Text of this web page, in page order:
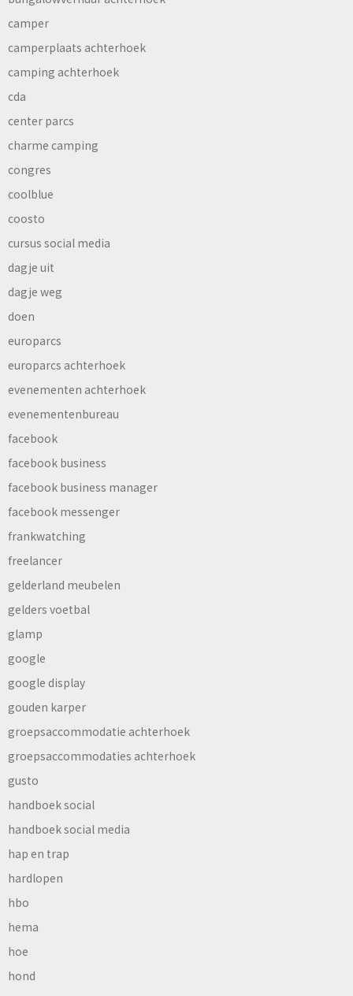
camper
camperplaats achterhoek
camping achterhoek
cda
center parcs
charme camping
congres
coolblue
coosto
cursus social media
dagje uit
dagje weg
doen
europarcs
europarcs achterhoek
evenementen achterhoek
evenementenbureau
facebook
facebook business
facebook business manager
facebook messenger
frankwatching
freelancer
gelderland meubelen
gelders voetbal
glamp
google
google display
gouden karper
groepsaccommodatie achterhoek
groepsaccommodaties achterhoek
gusto
handboek social
handboek social media
hap en trap
hardlopen
hbo
hema
hoe
hond